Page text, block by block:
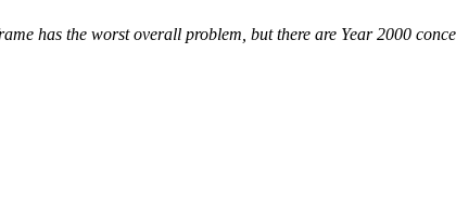
has the worst overall problem, but there are Year 2000